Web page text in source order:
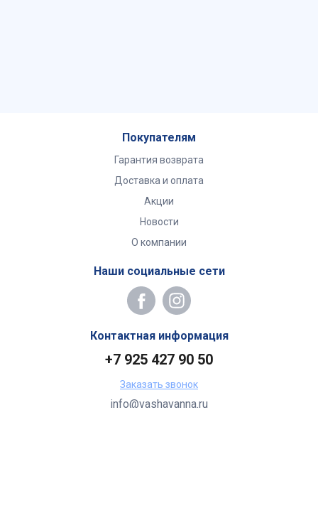
Покупателям
Гарантия возврата
Доставка и оплата
Акции
Новости
О компании
Наши социальные сети
Контактная информация
+7 925 427 90 50
Заказать звонок
info@vashavanna.ru